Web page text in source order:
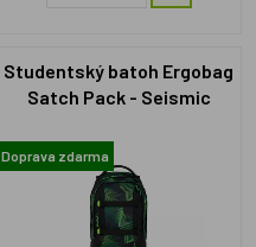
Studentský batoh Ergobag
Satch Pack - Seismic
Doprava zdarma